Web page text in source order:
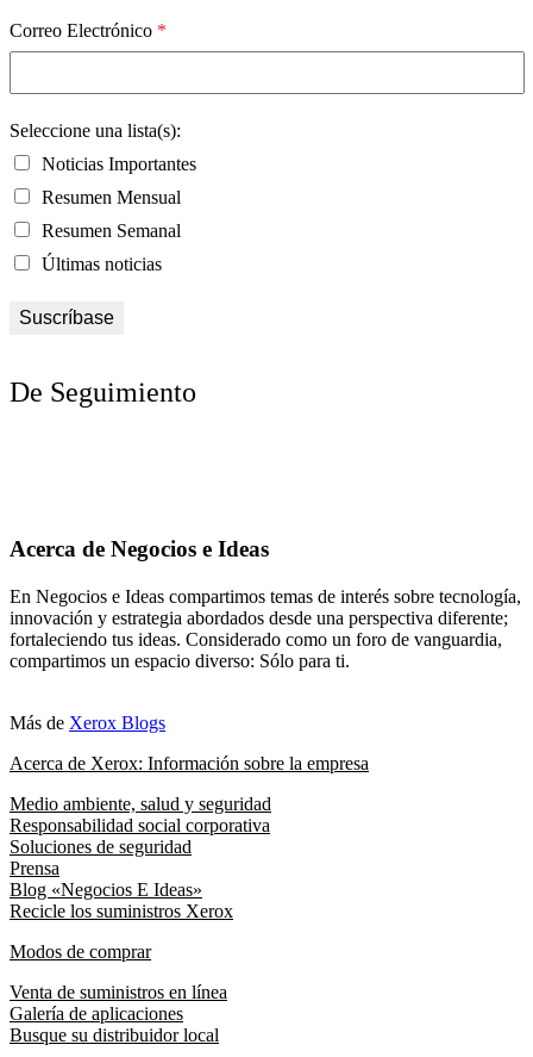
Correo Electrónico *
Seleccione una lista(s):
Noticias Importantes
Resumen Mensual
Resumen Semanal
Últimas noticias
De Seguimiento
Acerca de Negocios e Ideas
En Negocios e Ideas compartimos temas de interés sobre tecnología,
innovación y estrategia abordados desde una perspectiva diferente;
fortaleciendo tus ideas. Considerado como un foro de vanguardia,
compartimos un espacio diverso: Sólo para ti.
Más de Xerox Blogs
Acerca de Xerox: Información sobre la empresa
Medio ambiente, salud y seguridad
Responsabilidad social corporativa
Soluciones de seguridad
Prensa
Blog «Negocios E Ideas»
Recicle los suministros Xerox
Modos de comprar
Venta de suministros en línea
Galería de aplicaciones
Busque su distribuidor local